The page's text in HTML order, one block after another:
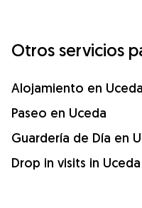
Otros servicios
Alojamiento en Uceda
Paseo en Uceda
Guardería de Día en
Drop in visits in Uceda